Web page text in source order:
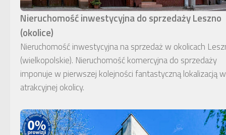
Nieruchomość inwestycyjna do sprzedaży Leszno
(okolice)
Nieruchomość inwestycyjna na sprzedaż w okolicach
(wielkopolskie). Nieruchomość komercyjna do sprzedaży
imponuje w pierwszej kolejności fantastyczną lokalizacją w
atrakcyjnej okolicy.